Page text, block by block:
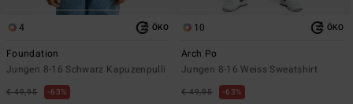
4 ÖKO
Foundation
Jungen 8-16 Schwarz Kapuzenpulli
€ 49,95 63%
10 ÖKO
Arch Po
Jungen 8-16 Weiss Sweatshirt
€ 49,95 63%